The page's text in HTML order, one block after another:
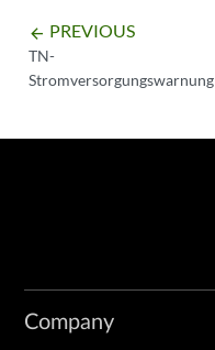
arrow_backward PREVIOUS
TN-
Stromversorgungswarnung
Company